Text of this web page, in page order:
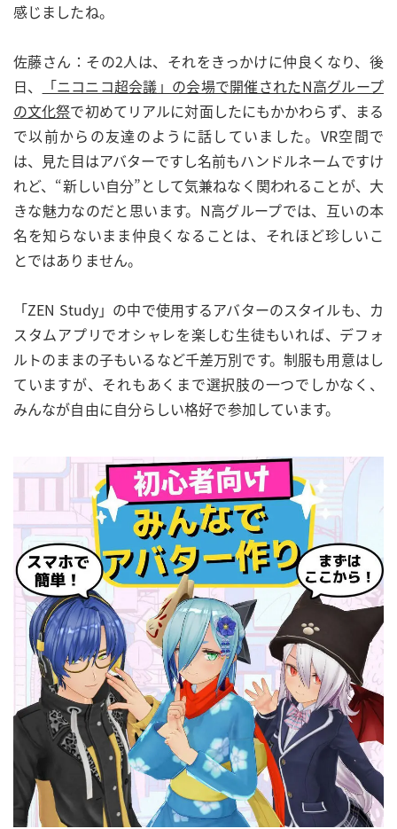
感じましたね。
佐藤さん：その2人は、それをきっかけに仲良くなり、後
日、
「ニコニコ超会議」の会場で開催されたN高グループ
の文化祭で初めてリアルに対面したにもかかわらず、まる
で以前からの友達のように話していました。VR空間で
は、見た目はアバターですし名前もハンドルネームですけ
れど、“新しい自分”として気兼ねなく関われることが、大
きな魅力なのだと思います。N高グループでは、互いの本
名を知らないまま仲良くなることは、それほど珍しいこ
とではありません。
「ZEN Study」の中で使用するアバターのスタイルも、カ
スタムアプリでオシャレを楽しむ生徒もいれば、デフォ
ルトのままの子もいるなど千差万別です。制服も用意はし
ていますが、それもあくまで選択肢の一つでしかなく、
みんなが自由に自分らしい格好で参加しています。